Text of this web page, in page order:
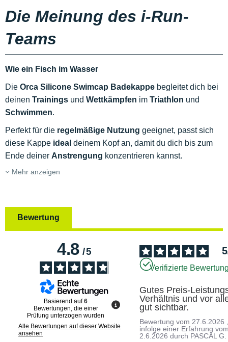
Die Meinung des i-Run-
Teams
Wie ein Fisch im Wasser
Die Orca Silicone Swimcap Badekappe begleitet dich bei
deinen Trainings und Wettkämpfen im Triathlon und
Schwimmen.
Perfekt für die regelmäßige Nutzung geeignet, passt sich
diese Kappe ideal deinem Kopf an, damit du dich bis zum
Ende deiner Anstrengung konzentrieren kannst.
Mehr anzeigen
Bewertung
4.8/5
Basierend auf6
Bewertungen, die einer
Prüfung unterzogen wurden
Alle Bewertungen auf dieser Website
ansehen
5
Verifizierte
Gutes Preis-
Verhältnis und vor
gut sichtbar.
Bewertung vom 27.6.2026
infolge einer Erfahrung
2.6.2026 durch PASCAL G.